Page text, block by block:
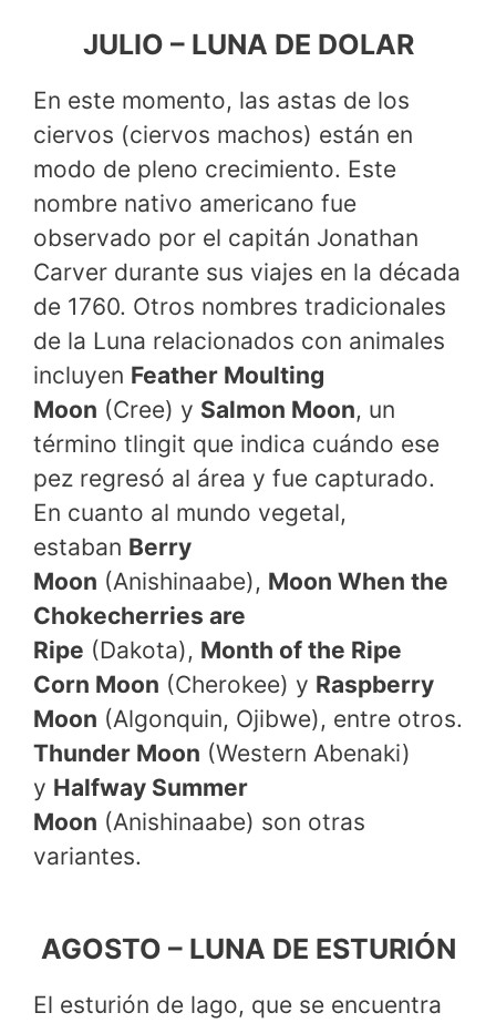
JULIO – LUNA DE DOLAR
En este momento, las astas de los
ciervos (ciervos machos) están en
modo de pleno crecimiento. Este
nombre nativo americano fue
observado por el capitán Jonathan
Carver durante sus viajes en la década
de 1760. Otros nombres tradicionales
de la Luna relacionados con animales
incluyen Feather Moulting
Moon (Cree) y Salmon Moon, un
término tlingit que indica cuándo ese
pez regresó al área y fue capturado.
En cuanto al mundo vegetal,
estaban Berry
Moon (Anishinaabe), Moon When the
Chokecherries are
Ripe (Dakota), Month of the Ripe
Corn Moon (Cherokee) y Raspberry
Moon (Algonquin, Ojibwe), entre otros.
Thunder Moon (Western Abenaki)
y Halfway Summer
Moon (Anishinaabe) son otras
variantes.
AGOSTO – LUNA DE ESTURIÓN
El esturión de lago, que se encuentra